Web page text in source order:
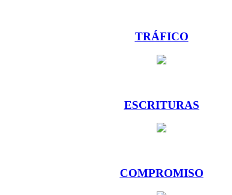
TRÁFICO
ESCRITURAS
COMPROMISO